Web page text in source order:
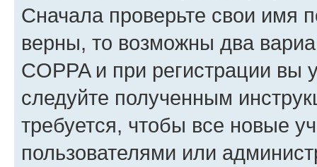
Сначала проверьте свои имя
верны, то возможны два
COPPA и при регистрации вы
следуйте полученным
требуется, чтобы все новые
пользователями или